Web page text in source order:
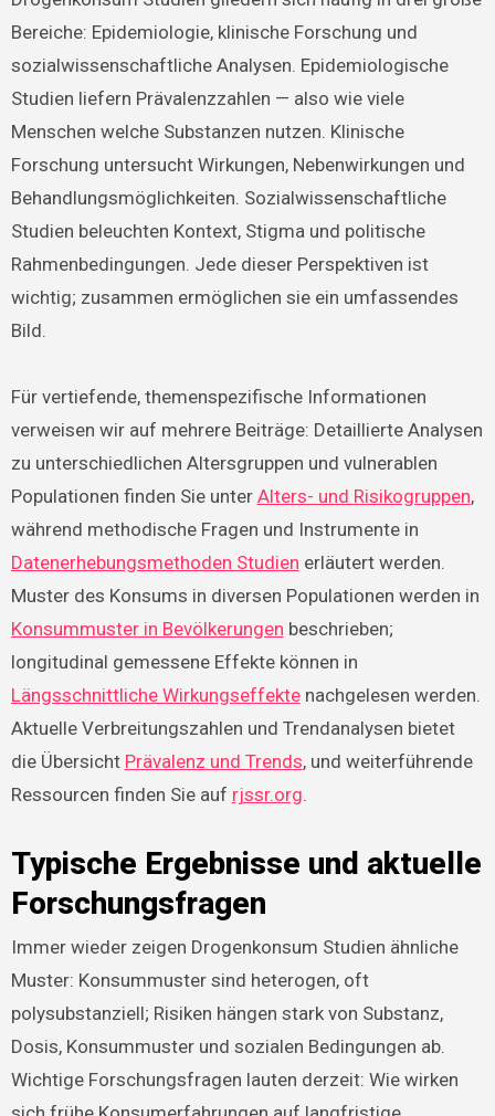
Bereiche: Epidemiologie, klinische Forschung und
sozialwissenschaftliche Analysen. Epidemiologische
Studien liefern Prävalenzzahlen — also wie viele
Menschen welche Substanzen nutzen. Klinische
Forschung untersucht Wirkungen, Nebenwirkungen und
Behandlungsmöglichkeiten. Sozialwissenschaftliche
Studien beleuchten Kontext, Stigma und politische
Rahmenbedingungen. Jede dieser Perspektiven ist
wichtig; zusammen ermöglichen sie ein umfassendes
Bild.
Für vertiefende, themenspezifische Informationen
verweisen wir auf mehrere Beiträge: Detaillierte Analysen
zu unterschiedlichen Altersgruppen und vulnerablen
Populationen finden Sie unter Alters- und Risikogruppen,
während methodische Fragen und Instrumente in
Datenerhebungsmethoden Studien erläutert werden.
Muster des Konsums in diversen Populationen werden in
Konsummuster in Bevölkerungen beschrieben;
longitudinal gemessene Effekte können in
Längsschnittliche Wirkungseffektenachgelesen werden.
Aktuelle Verbreitungszahlen und Trendanalysen bietet
die Übersicht Prävalenz und Trends, und weiterführende
Ressourcen finden Sie auf rjssr.org.
Typische Ergebnisse und aktuelle
Forschungsfragen
Immer wieder zeigen Drogenkonsum Studien ähnliche
Muster: Konsummuster sind heterogen, oft
polysubstanziell; Risiken hängen stark von Substanz,
Dosis, Konsummuster und sozialen Bedingungen ab.
Wichtige Forschungsfragen lauten derzeit: Wie wirken